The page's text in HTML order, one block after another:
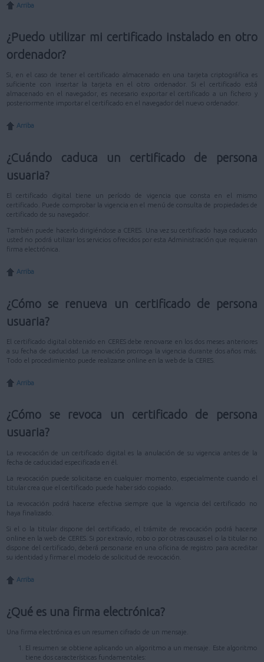
Arriba
¿Puedo utilizar mi certificado instalado en otro
ordenador?
Si, en el caso de tener el certificado almacenado en una tarjeta criptográfica es
suficiente con insertar la tarjeta en el otro ordenador. Si el certificado está
almacenado en el navegador, es necesario exportar el certificado a un fichero y
posteriormente importar el certificado en el navegador del nuevo ordenador.
Arriba
¿Cuándo caduca un certificado de persona
usuaria?
El certificado digital tiene un período de vigencia que consta en el mismo
certificado. Puede comprobar la vigencia en el menú de consulta de propiedades de
certificado de su navegador.
También puede hacerlo dirigiéndose a CERES. Una vez su certificado haya caducado
usted no podrá utilizar los servicios ofrecidos por esta Administración que requieran
firma electrónica.
Arriba
¿Cómo se renueva un certificado de persona
usuaria?
El certificado digital obtenido en CERES debe renovarse en los dos meses anteriores
a su fecha de caducidad. La renovación prorroga la vigencia durante dos años más.
Todo el procedimiento puede realizarse online en la web de la CERES.
Arriba
¿Cómo se revoca un certificado de persona
usuaria?
La revocación de un certificado digital es la anulación de su vigencia antes de la
fecha de caducidad especificada en él.
La revocación puede solicitarse en cualquier momento, especialmente cuando el
titular crea que el certificado puede haber sido copiado.
La revocación podrá hacerse efectiva siempre que la vigencia del certificado no
haya finalizado.
Si el o la titular dispone del certificado, el trámite de revocación podrá hacerse
online en la web de CERES. Si por extravío, robo o por otras causas el o la titular no
dispone del certificado, deberá personarse en una oficina de registro para acreditar
su identidad y firmar el modelo de solicitud de revocación.
Arriba
¿Qué es una firma electrónica?
Una firma electrónica es un resumen cifrado de un mensaje.
El resumen se obtiene aplicando un algoritmo a un mensaje. Este algoritmo
tiene dos características fundamentales: